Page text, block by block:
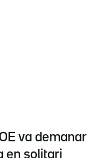
va demanar
en solitari